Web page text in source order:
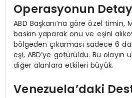
Operasyonun
ABD Başkanı’na göre özel timin,
baskın yaparak onu ve eşini
bölgeden çıkarması sadece 6
eşi, ABD’ye götürüldü. Bu olayın
diğer alanlara etkileri büyük.
Venezuela’daki